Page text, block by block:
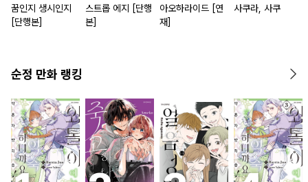
꿈인지 생시인지
[단행본]
스트롭 에지 [단행
본]
아오하라이드 [연
재]
사쿠라, 사쿠
순정 만화 랭킹